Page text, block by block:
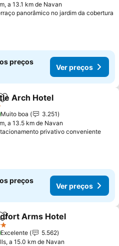
a 13.1 km de Navan
panorâmico no jardim da cobertura
preços
Ver preços
Adicionar aos favoritos
Arch Hotel
Muito boa
3.251
a 13.5 km de Navan
privativo convenienteVer
preços
Ver preços
Adicionar aos favoritos
Arms Hotel
Excelente
5.562
a 15.0 km de Navan